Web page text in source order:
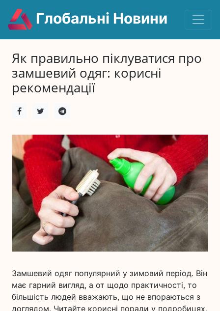
Глобальні Новини
Як правильно піклуватися про
замшевий одяг: корисні
рекомендації
Замшевий одяг популярний у зимовий період. Він
має гарний вигляд, а от щодо практичності, то
більшість людей вважають, що не впораються з
доглядом. Читайте корисні поради у подробицях,